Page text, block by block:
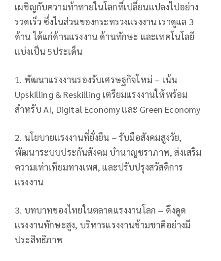
เผชิญกับความท้าทายในโลกที่เปลี่ยนแปลงไปอย่าง
รวดเร็ว ซึ่งในส่วนของกระทรวงแรงงาน เราดูแล 3
ด้าน ได้แก่ด้านแรงงาน ด้านทักษะ และเทคโนโลยี
แบ่งเป็น 5ประเด็น
1. พัฒนาแรงงานรองรับเศรษฐกิจใหม่ – เน้น
Upskilling & Reskilling เตรียมแรงงานให้พร้อม
สำหรับ AI, Digital Economy และ Green Economy
2. นโยบายแรงงานที่ยั่งยืน – รับมือสังคมสูงวัย,
พัฒนาระบบประกันสังคม บำนาญชราภาพ, ส่งเสริม
ความเท่าเทียมทางเพศ, และปรับปรุงสวัสดิการ
แรงงาน
3. บทบาทของไทยในตลาดแรงงานโลก – ดึงดูด
แรงงานทักษะสูง, บริหารแรงงานข้ามชาติอย่างมี
ประสิทธิภาพ